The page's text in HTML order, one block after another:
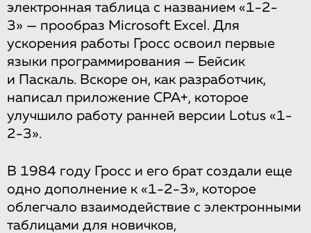
электронная таблица с названием «1-2-
3» — прообраз Microsoft Excel. Для
ускорения работы Гросс освоил первые
языки программирования — Бейсик
и Паскаль. Вскоре он, как разработчик,
написал приложение CPA+, которое
улучшило работу ранней версии Lotus «1-
2-3».
В 1984 году Гросс и его брат создали еще
одно дополнение к «1-2-3», которое
облегчало взаимодействие с электронными
таблицами для новичков,